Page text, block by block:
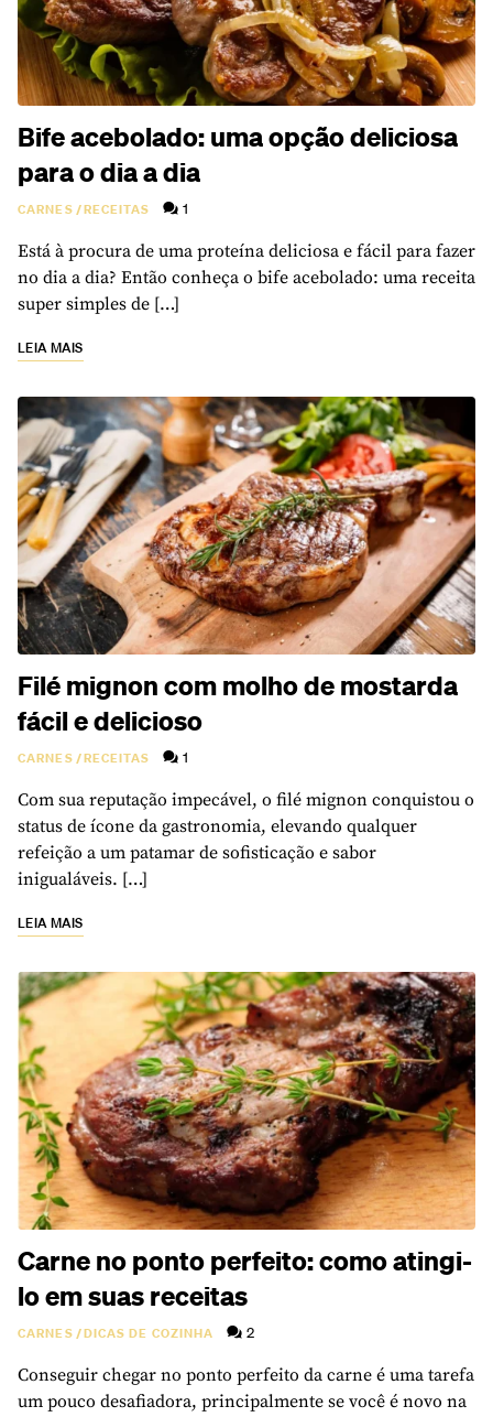
Bife acebolado: uma opção deliciosa
para o dia a dia
CARNES/RECEITAS 1
Está à procura de uma proteína deliciosa e fácil para fazer
no dia a dia? Então conheça o bife acebolado: uma receita
super simples de […]
LEIA MAIS
Filé mignon com molho de mostarda
fácil e delicioso
CARNES/RECEITAS 1
Com sua reputação impecável, o filé mignon conquistou o
status de ícone da gastronomia, elevando qualquer
refeição a um patamar de sofisticação e sabor
inigualáveis. […]
LEIA MAIS
Carne no ponto perfeito: como atingi-
lo em suas receitas
CARNES/DICAS DE COZINHA 2
Conseguir chegar no ponto perfeito da carne é uma tarefa
um pouco desafiadora, principalmente se você é novo na